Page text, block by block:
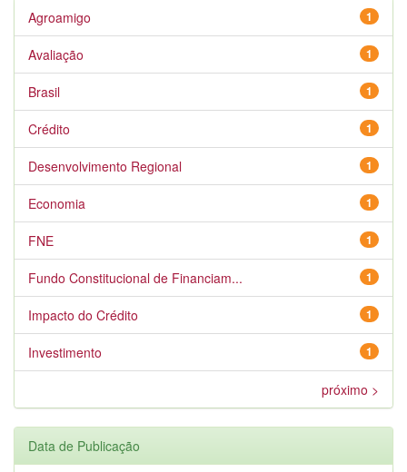
1
Agroamigo
1
Avaliação
1
Brasil
1
Crédito
1
Desenvolvimento Regional
1
Economia
1
FNE
1
Fundo Constitucional de Financiam...
1
Impacto do Crédito
1
Investimento
próximo >
Data de Publicação